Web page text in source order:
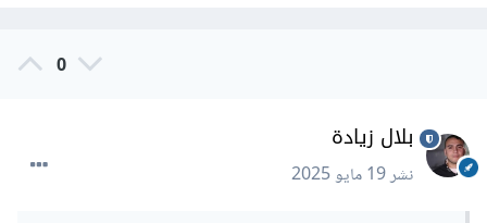
0
بلال زيادة
نشر19 مايو 2025